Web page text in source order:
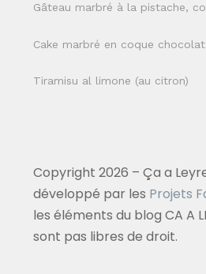
Gâteau marbré à la pistache,
Cake marbré en coque chocolat
Tiramisu al limone (au citron)
Copyright 2026 – Ça a
développé par les Projets
les éléments du blog CA A
sont pas libres de droit.